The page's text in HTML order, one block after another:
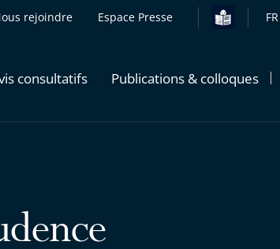
rejoindre Espace Presse FR
consultatifs Publications & colloques